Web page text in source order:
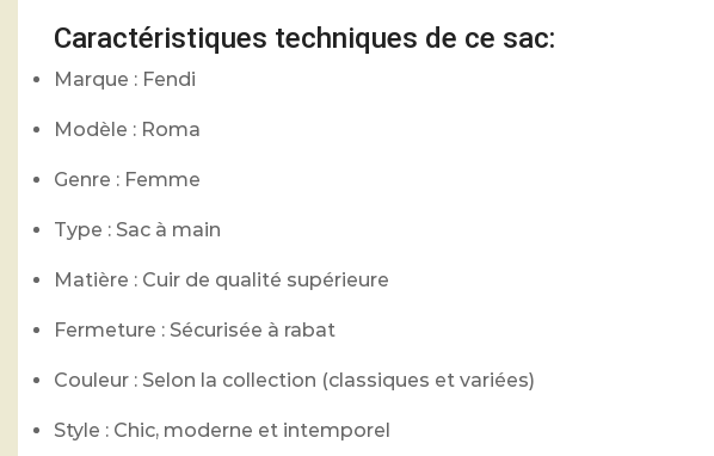
Caractéristiques techniques de ce sac:
Marque : Fendi
Modèle : Roma
Genre : Femme
Type : Sac à main
Matière : Cuir de qualité supérieure
Fermeture : Sécurisée à rabat
Couleur : Selon la collection (classiques et variées)
Style : Chic, moderne et intemporel